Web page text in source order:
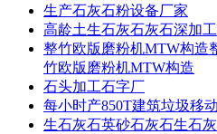
生产石灰石粉设备厂家
高龄土生石灰石灰石深加
整竹欧版磨粉机MTW构造
竹欧版磨粉机MTW构造
石头加工石字厂
每小时产850T建筑垃圾移
生石灰石英砂石灰石生石